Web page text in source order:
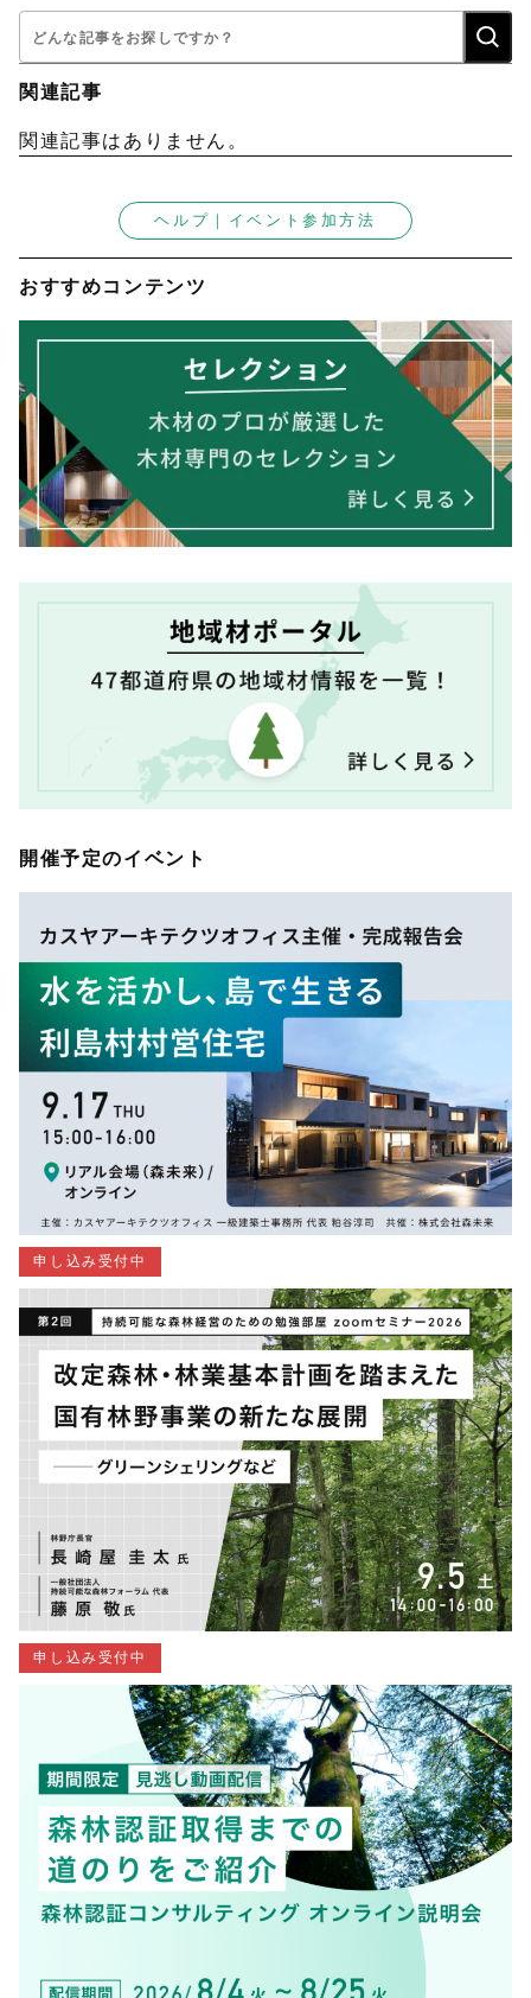
関連記事
関連記事はありません。
ヘルプ｜イベント参加方法
おすすめコンテンツ
開催予定のイベント
申し込み受付中
申し込み受付中